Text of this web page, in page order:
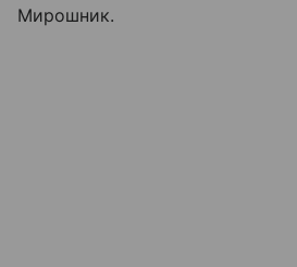
Мирошник.